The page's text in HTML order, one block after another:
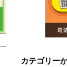
カテゴリー